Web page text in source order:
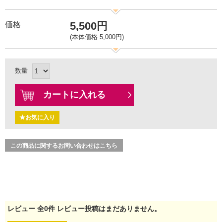
価格 5,500円
(本体価格 5,000円)
数量
カートに入れる
★お気に入り
この商品に関するお問い合わせはこちら
レビュー 全0件 レビュー投稿はまだありません。